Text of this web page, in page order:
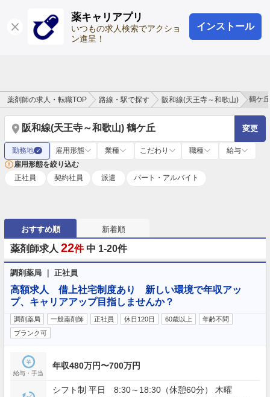
薬キャリアプリ
いつもの求人検索でアクショ
ン進呈！
インストール
ログイン 会員登録
薬剤師の求人・転職TOP 路線・駅で探す 阪和線(天王寺～和歌山) 鶴ケ
阪和線(天王寺～和歌山) 鶴ケ丘 変更
勤務地 ✓ 雇用形態 業種 こだわり 職種
給与
雇用形態を絞り込む
正社員
契約社員 派遣 パート・アルバイト
おすすめ順 新着順
薬剤師求人 22件 中 1-20件
調剤薬局 ｜ 正社員
高額求人 借上社宅制度あり 新しい環境で年収アッ
プ、キャリアアップ目指しませんか？
調剤薬局 一般薬剤師 正社員 休日120日 60歳以上
年齢不問
ブランク可
給与・手当
年収480万円〜700万円
シフト制 平日 8:30～18:30（休憩60分） 木曜